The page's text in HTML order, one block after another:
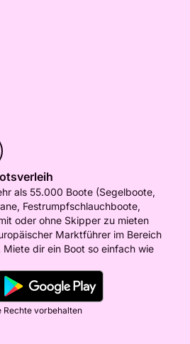
als 55.000 Boote (Segelboote,
Festrumpfschlauchboote,
oder ohne Skipper zu mieten
Marktführer im Bereich
dir ein Boot so einfach wie
vorbehalten